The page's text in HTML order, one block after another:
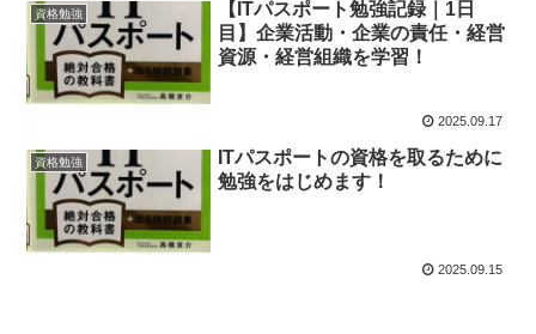
資格勉強
【ITパスポート勉強記録｜1日
目】企業活動・企業の責任・経営
資源・経営組織を学習！
2025.09.17
資格勉強
ITパスポートの資格を取るために
勉強をはじめます！
2025.09.15